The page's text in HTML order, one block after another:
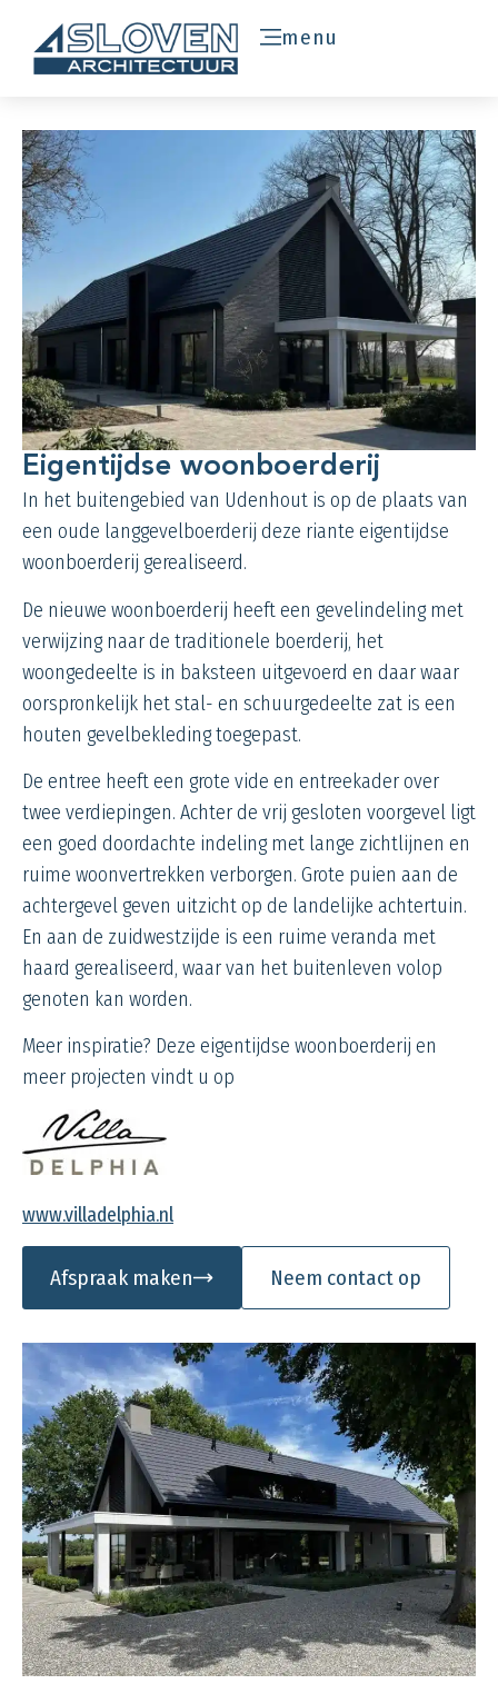
menu
Eigentijdse woonboerderij
In het buitengebied van Udenhout is op de plaats van
een oude langgevelboerderij deze riante eigentijdse
woonboerderij gerealiseerd.
De nieuwe woonboerderij heeft een gevelindeling met
verwijzing naar de traditionele boerderij, het
woongedeelte is in baksteen uitgevoerd en daar waar
oorspronkelijk het stal- en schuurgedeelte zat is een
houten gevelbekleding toegepast.
De entree heeft een grote vide en entreekader over
twee verdiepingen. Achter de vrij gesloten voorgevel ligt
een goed doordachte indeling met lange zichtlijnen en
ruime woonvertrekken verborgen. Grote puien aan de
achtergevel geven uitzicht op de landelijke achtertuin.
En aan de zuidwestzijde is een ruime veranda met
haard gerealiseerd, waar van het buitenleven volop
genoten kan worden.
Meer inspiratie? Deze eigentijdse woonboerderij en
meer projecten vindt u op
www.villadelphia.nl
Afspraak maken Neem contact op